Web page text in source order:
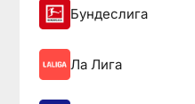
Бундеслига
Ла Лига